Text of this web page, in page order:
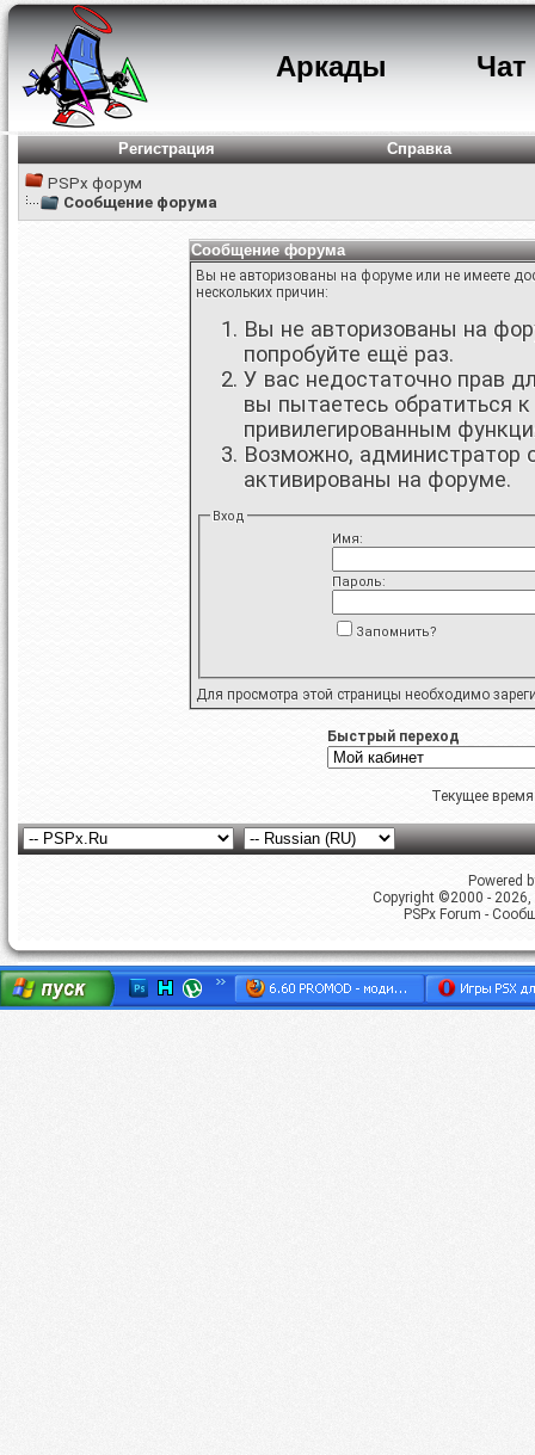
Аркады Чат
Регистрация
Справка
PSPx форум
Сообщение форума
Сообщение форума
Вы не авторизованы на форуме или не имеете
нескольких причин:
Вы не авторизованы на
попробуйте ещё раз.
У вас недостаточно прав
вы пытаетесь обратиться
привилегированным
Возможно, администратор
активированы на форуме.
Вход
Имя:
Пароль:
Запомнить?
Для просмотра этой страницы необходимо
Быстрый переход
Текущее
Powered
Copyright ©2000 -
PSPx Forum -